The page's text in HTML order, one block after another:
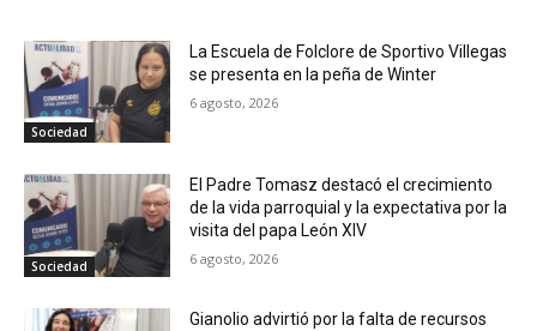
Sociedad
La Escuela de Folclore de Sportivo Villegas
se presenta en la peña de Winter
6 agosto, 2026
Sociedad
El Padre Tomasz destacó el crecimiento
de la vida parroquial y la expectativa por la
visita del papa León XIV
6 agosto, 2026
Gianolio advirtió por la falta de recursos